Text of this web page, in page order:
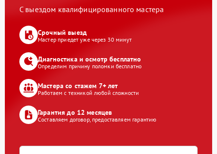
С выездом квалифицированного мастера
Срочный выезд
Мастер приедет уже через 30 минут
Диагностика и осмотр бесплатно
Определим причину поломки бесплатно
Мастера со стажем 7+ лет
Работаем с техникой любой сложности
Гарантия до 12 месяцев
Составляем договор, предоставляем гарантию